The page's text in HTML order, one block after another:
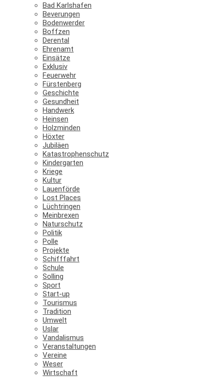
Bad Karlshafen
Beverungen
Bodenwerder
Boffzen
Derental
Ehrenamt
Einsätze
Exklusiv
Feuerwehr
Fürstenberg
Geschichte
Gesundheit
Handwerk
Heinsen
Holzminden
Höxter
Jubiläen
Katastrophenschutz
Kindergarten
Kriege
Kultur
Lauenförde
Lost Places
Lüchtringen
Meinbrexen
Naturschutz
Politik
Polle
Projekte
Schifffahrt
Schule
Solling
Sport
Start-up
Tourismus
Tradition
Umwelt
Uslar
Vandalismus
Veranstaltungen
Vereine
Weser
Wirtschaft